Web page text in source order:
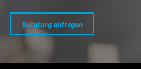
Beratung anfragen